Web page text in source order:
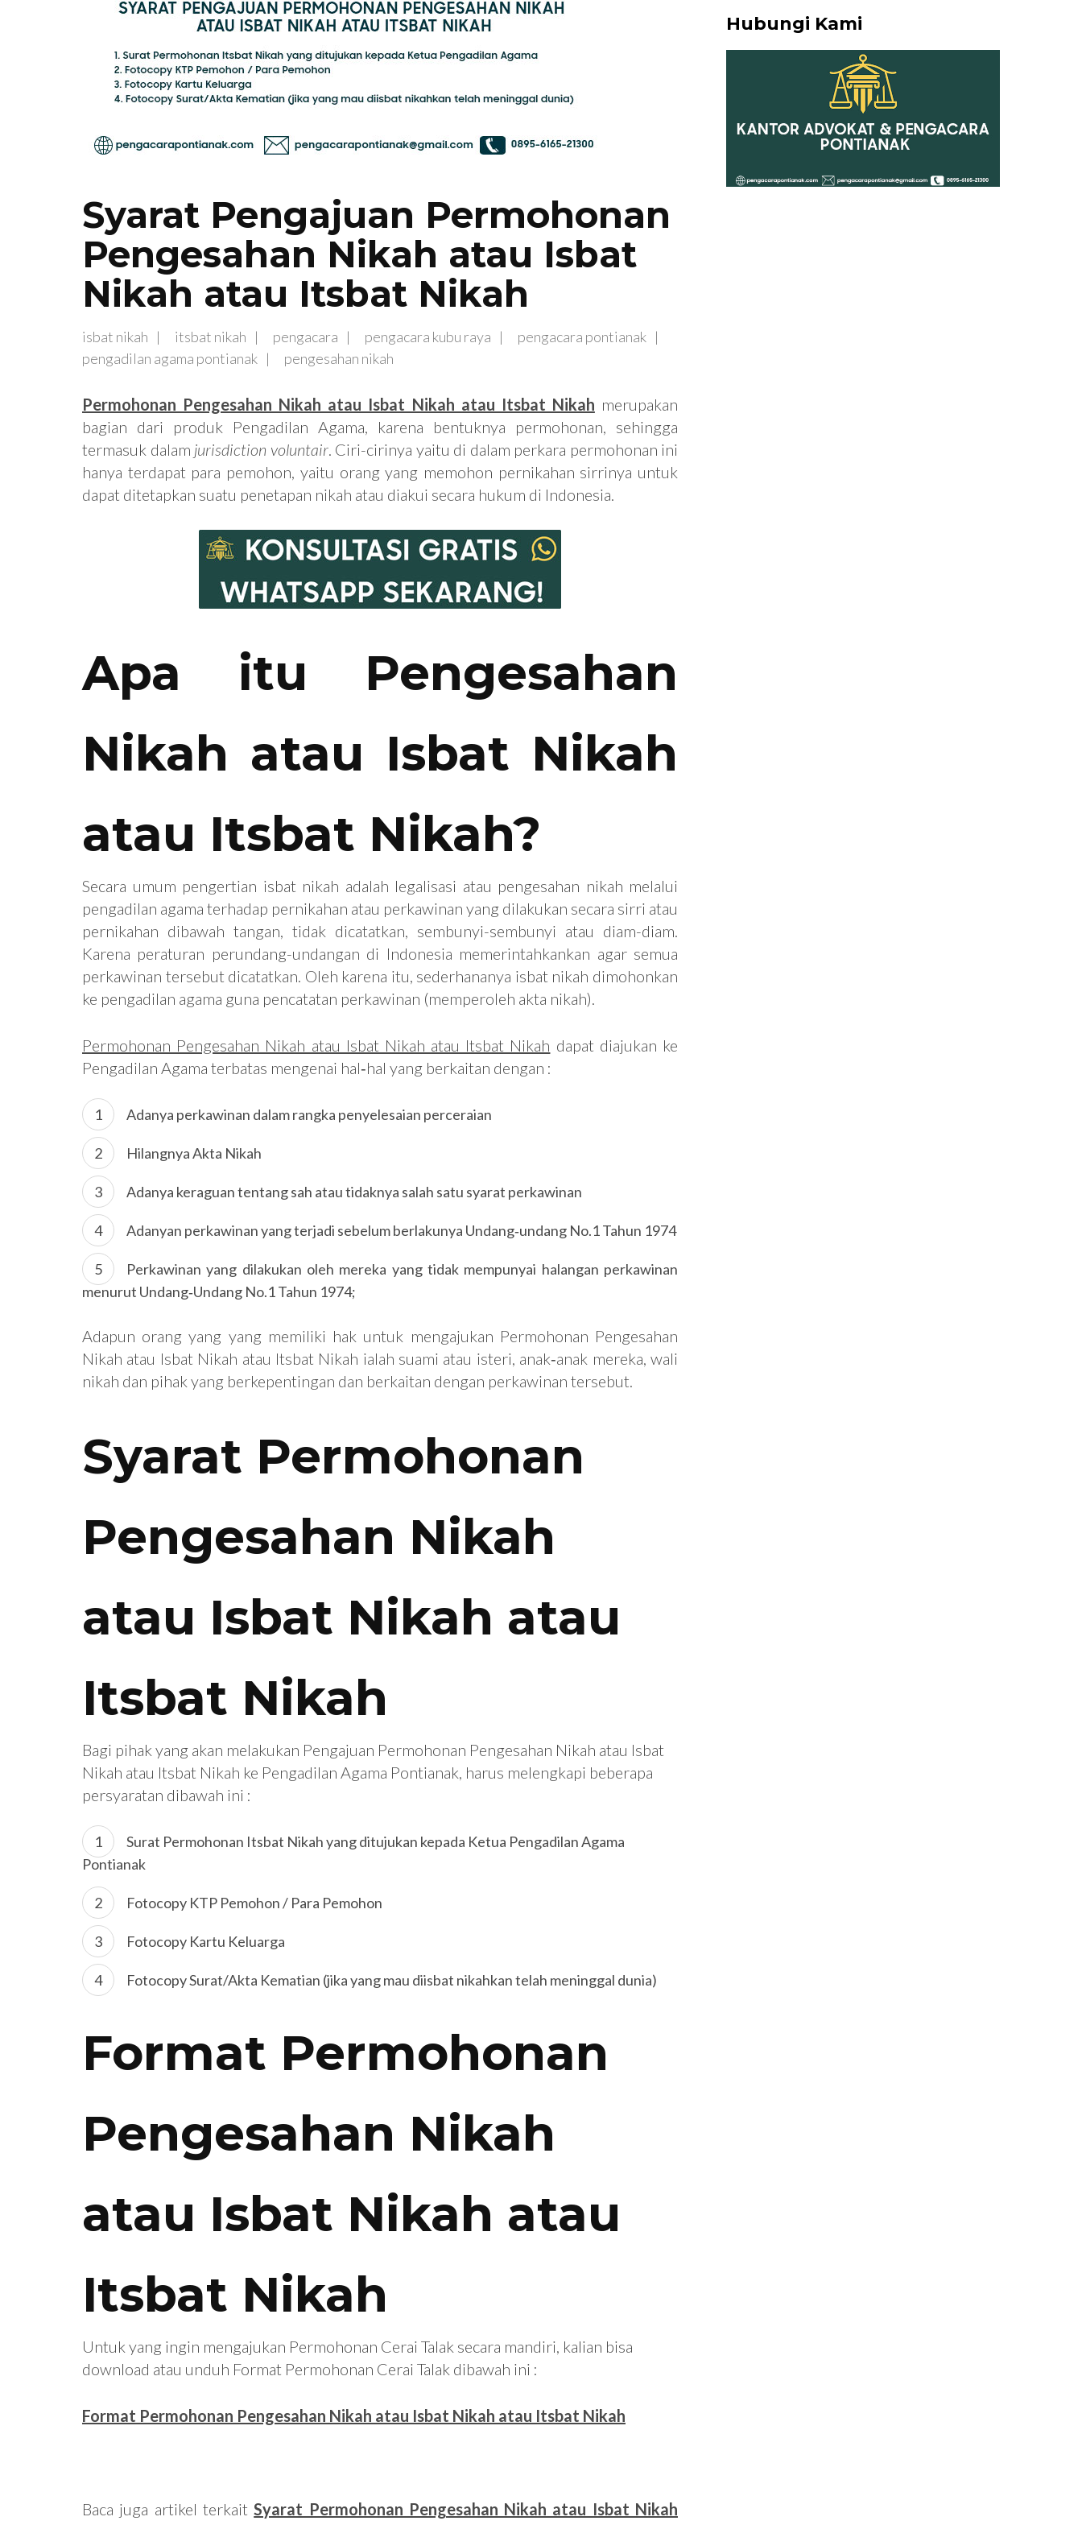
Syarat Pengajuan Permohonan
Pengesahan Nikah atau Isbat
Nikah atau Itsbat Nikah
isbat nikah itsbat nikah pengacara pengacara kubu raya
pengacara pontianak
pengadilan agama pontianak
pengesahan nikah
Permohonan Pengesahan Nikah atau Isbat Nikah atau Itsbat Nikah merupakan
bagian dari produk Pengadilan Agama, karena bentuknya permohonan, sehingga
termasuk dalam jurisdiction voluntair. Ciri-cirinya yaitu di dalam perkara permohonan ini
hanya terdapat para pemohon, yaitu orang yang memohon pernikahan sirrinya untuk
dapat ditetapkan suatu penetapan nikah atau diakui secara hukum di Indonesia.
Apa itu Pengesahan
Nikah atau Isbat Nikah
atau Itsbat Nikah?
Secara umum pengertian isbat nikah adalah legalisasi atau pengesahan nikah melalui
pengadilan agama terhadap pernikahan atau perkawinan yang dilakukan secara sirri atau
pernikahan dibawah tangan, tidak dicatatkan, sembunyi-sembunyi atau diam-diam.
Karena peraturan perundang-undangan di Indonesia memerintahkankan agar semua
perkawinan tersebut dicatatkan. Oleh karena itu, sederhananya isbat nikah dimohonkan
ke pengadilan agama guna pencatatan perkawinan (memperoleh akta nikah).
Permohonan Pengesahan Nikah atau Isbat Nikah atau Itsbat Nikah dapat diajukan ke
Pengadilan Agama terbatas mengenai hal‐hal yang berkaitan dengan :
Adanya perkawinan dalam rangka penyelesaian perceraian
Hilangnya Akta Nikah
Adanya keraguan tentang sah atau tidaknya salah satu syarat perkawinan
Adanyan perkawinan yang terjadi sebelum berlakunya Undang‐undang No.1 Tahun 1974
Perkawinan yang dilakukan oleh mereka yang tidak mempunyai halangan perkawinan
menurut Undang‐Undang No.1 Tahun 1974;
Adapun orang yang yang memiliki hak untuk mengajukan Permohonan Pengesahan
Nikah atau Isbat Nikah atau Itsbat Nikah ialah suami atau isteri, anak‐anak mereka, wali
nikah dan pihak yang berkepentingan dan berkaitan dengan perkawinan tersebut.
Syarat Permohonan
Pengesahan Nikah
atau Isbat Nikah atau
Itsbat Nikah
Bagi pihak yang akan melakukan Pengajuan Permohonan Pengesahan Nikah atau Isbat
Nikah atau Itsbat Nikah ke Pengadilan Agama Pontianak, harus melengkapi beberapa
persyaratan dibawah ini :
Surat Permohonan Itsbat Nikah yang ditujukan kepada Ketua Pengadilan Agama
Pontianak
Fotocopy KTP Pemohon / Para Pemohon
Fotocopy Kartu Keluarga
Fotocopy Surat/Akta Kematian (jika yang mau diisbat nikahkan telah meninggal dunia)
Format Permohonan
Pengesahan Nikah
atau Isbat Nikah atau
Itsbat Nikah
Untuk yang ingin mengajukan Permohonan Cerai Talak secara mandiri, kalian bisa
download atau unduh Format Permohonan Cerai Talak dibawah ini :
Format Permohonan Pengesahan Nikah atau Isbat Nikah atau Itsbat Nikah
Baca juga artikel terkaitSyarat Permohonan Pengesahan Nikah atau Isbat Nikah
Hubungi Kami